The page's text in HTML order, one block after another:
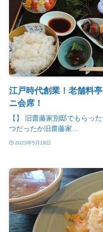
江戸時代創業！老舗料
ニ会席！
【】 旧齋藤家別邸でもらっ
つだったか旧齋藤家...
2023年5月18日